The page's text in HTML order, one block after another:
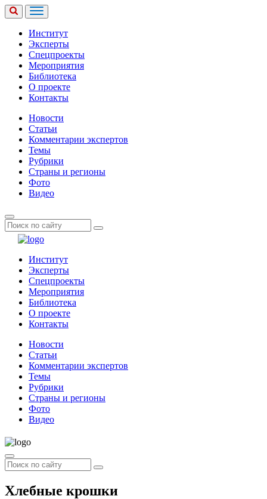
Институт
Эксперты
Спецпроекты
Мероприятия
Библиотека
О проекте
Контакты
Новости
Статьи
Комментарии экспертов
Темы
Рубрики
Страны и регионы
Фото
Видео
Институт
Эксперты
Спецпроекты
Мероприятия
Библиотека
О проекте
Контакты
Новости
Статьи
Комментарии экспертов
Темы
Рубрики
Страны и регионы
Фото
Видео
Хлебные крошки